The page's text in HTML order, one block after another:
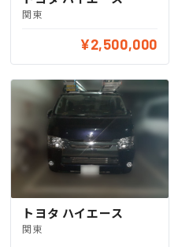
関東
¥2,500,000
トヨタ ハイエース
関東